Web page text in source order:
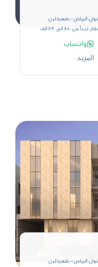
الرياض - ظهرة لبن
تبدأ من 850 الى 890 الف
واتساب
المزيد
الرياض - ظهرة لبن